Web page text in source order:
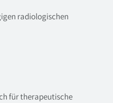
radiologischen
für therapeutische